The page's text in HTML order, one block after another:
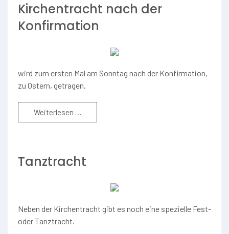
Kirchentracht nach der
Konfirmation
wird zum ersten Mal am Sonntag nach der Konfirmation,
zu Ostern, getragen.
Weiterlesen …
Tanztracht
Neben der Kirchentracht gibt es noch eine spezielle Fest-
oder Tanztracht.